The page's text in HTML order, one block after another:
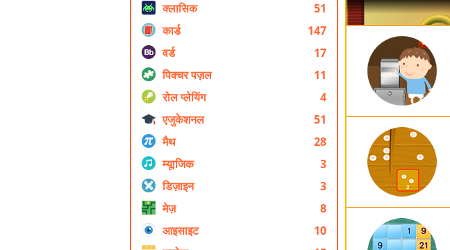
क्लासिक
51
कार्ड
147
वर्ड
17
पिक्चर पज़ल
11
रोल प्ले‍यिंग
4
एजुकेशनल
51
मैथ
28
म्यूाजिक
3
डिज़ाइन
3
मेज़
8
आइसाइट
10